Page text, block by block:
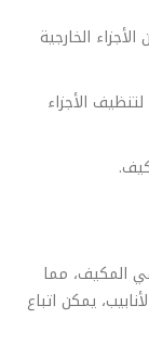
الخارجية
الأجزاء
المكيف، مما
يمكن اتباع